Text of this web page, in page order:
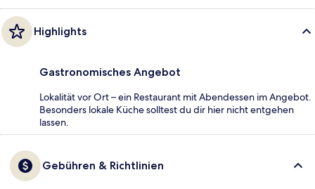
Highlights
Gastronomisches Angebot
Lokalität vor Ort – ein Restaurant mit Abendessen im Angebot.
Besonders lokale Küche solltest du dir hier nicht entgehen
lassen.
Gebühren & Richtlinien